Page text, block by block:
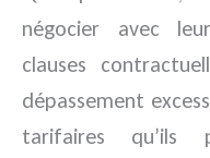
négocier avec
clauses
dépassement
tarifaires qu’ils